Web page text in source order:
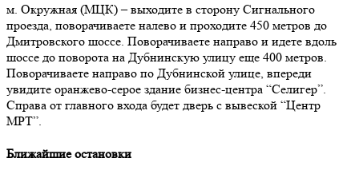
м. Окружная (МЦК)–выходите в сторону Сигнального
проезда, поворачиваете налево и проходите 450 метров до
Дмитровского шоссе. Поворачиваете направо и идете вдоль
шоссе до поворота на Дубнинскую улицу еще 400 метров.
Поворачиваете направо по Дубнинской улице, впереди
увидите оранжево-серое здание бизнес-центра “Селигер”.
Справа от главного входа будет дверь с вывеской “Центр
МРТ”.
Ближайшие остановки